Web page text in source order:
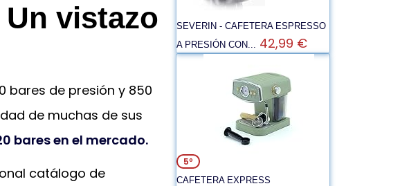
vistazo
bares de presión y 850
de muchas de sus
bares en el mercado.
catálogo de
SEVERIN - CAFETERA ESPRESSO
A PRESIÓN CON... 42,99 €
5º
CAFETERA EXPRESS